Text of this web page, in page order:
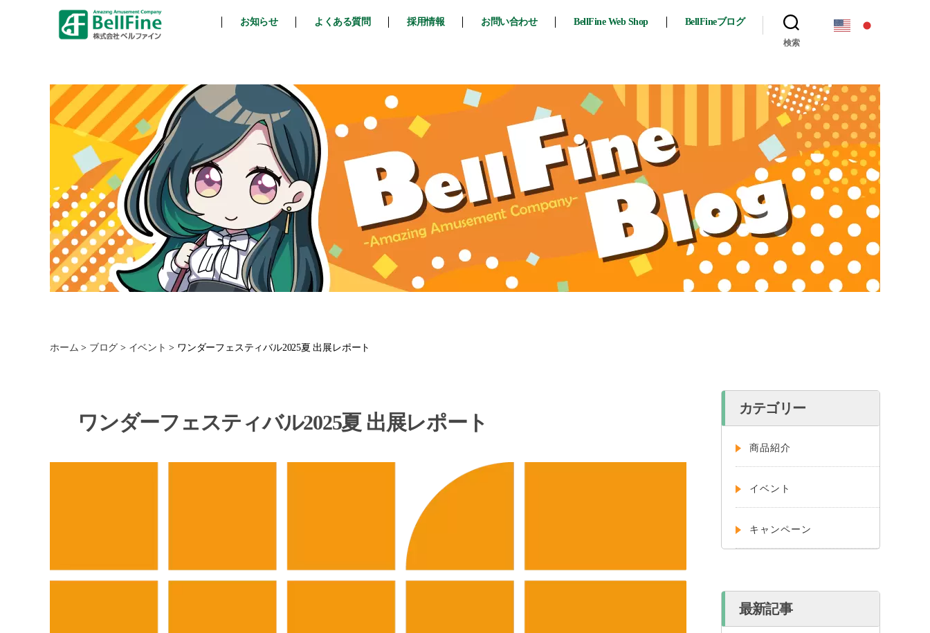
イ
ン
お知らせ よくある質問 採用情報 お問い合わせ BellFine Web Shop BellFineブログ
検索
ホーム > ブログ > イベント > ワンダーフェスティバル2025夏 出展レポート
ワンダーフェスティバル2025夏 出展レポート
カテゴリー
商品紹介
イベント
キャンペーン
最新記事